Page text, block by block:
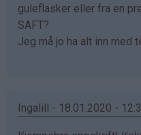
guleflasker eller fra en
SAFT?
Jeg må jo ha alt inn med
Ingalill - 18.01.2020 -